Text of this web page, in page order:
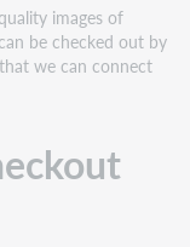
images of
be checked out by
we can connect